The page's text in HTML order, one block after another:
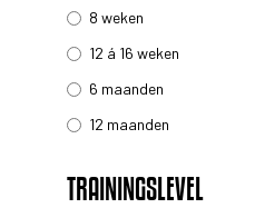
8 weken
12 á 16 weken
6 maanden
12 maanden
TRAININGSLEVEL